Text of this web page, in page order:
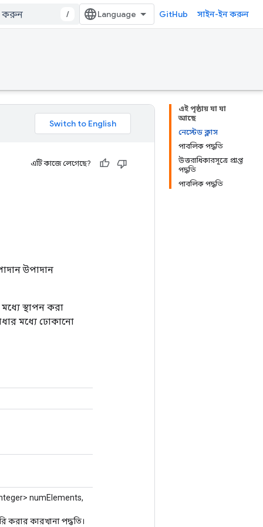
/ GitHub সাইন-ইন করুন
এই পৃষ্ঠায় যা যা
আছে
নেস্টেড ক্লাস
পাবলিক পদ্ধতি
উত্তরাধিকারসূত্রে প্রাপ্ত
পদ্ধতি
পাবলিক পদ্ধতি
এটি কাজে লেগেছে?
উপাদান
স্থাপন করা
মধ্যে ঢোকানো
numElements,
কারখানা পদ্ধতি।